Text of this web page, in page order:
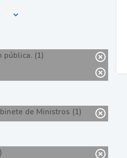
pública. (1)
de Ministros (1)